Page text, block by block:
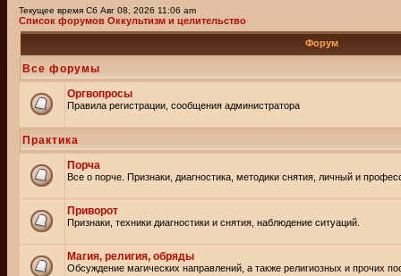
Текущее время Сб Авг 08, 2026 11:06 am
Список форумов Оккультизм и целительство
Форум
Все форумы
Оргвопросы
Правила регистрации, сообщения администратора
Практика
Порча
Все о порче. Признаки, диагностика, методики снятия, личный и
Приворот
Признаки, техники диагностики и снятия, наблюдение ситуаций.
Магия, религия, обряды
Обсуждение магических направлений, а также религиозных и прочих